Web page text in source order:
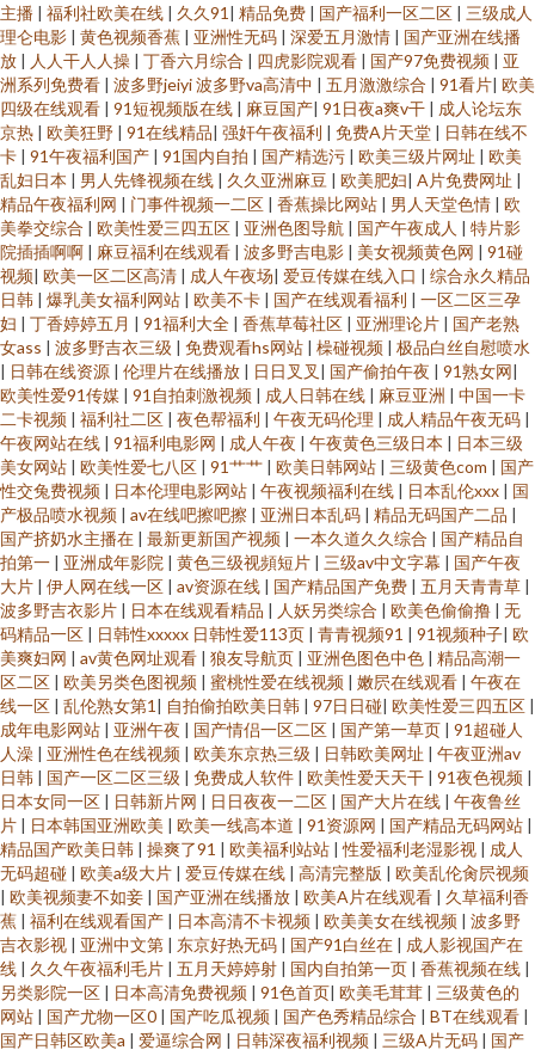
主播 | 福利社欧美在线 | 久久91 | 精品免费 | 国产福利一区二区 | 三级成人
理仑电影 | 黄色视频香蕉 | 亚洲性无码 | 深爱五月激情 | 国产亚洲在线播
放 | 人人干人人操 | 丁香六月综合 | 四虎影院观看 | 国产97免费视频 | 亚
洲系列免费看 | 波多野jeiyi 波多野va高清中 | 五月激激综合 | 91看片| 欧美
四级在线观看 | 91短视频版在线 | 麻豆国产| 91日夜a爽v干 | 成人论坛东
京热 | 欧美狂野 | 91在线精品| 强奸午夜福利 | 免费A片天堂 | 日韩在线不
卡 | 91午夜福利国产 | 91国内自拍 | 国产精选污 | 欧美三级片网址 | 欧美
乱妇日本 | 男人先锋视频在线 | 久久亚洲麻豆 | 欧美肥妇| A片免费网址 |
精品午夜福利网 | 门事件视频一二区 | 香蕉操比网站 | 男人天堂色情 | 欧
美拳交综合 | 欧美性爱三四五区 | 亚洲色图导航 | 国产午夜成人 | 特片影
院插插啊啊 | 麻豆福利在线观看 | 波多野吉电影 | 美女视频黄色网 | 91碰
视频| 欧美一区二区高清 | 成人午夜场| 爱豆传媒在线入口 | 综合永久精品
日韩 | 爆乳美女福利网站 | 欧美不卡 | 国产在线观看福利 | 一区二区三孕
妇 | 丁香婷婷五月 | 91福利大全 | 香蕉草莓社区 | 亚洲理论片 | 国产老熟
女ass | 波多野吉衣三级 | 免费观看hs网站 | 橾碰视频 | 极品白丝自慰喷水
| 日韩在线资源 | 伦理片在线播放 | 日日叉叉 | 国产偷拍午夜 | 91熟女网|
欧美性爱91传媒 | 91自拍刺激视频 | 成人日韩在线 | 麻豆亚洲 | 中国一卡
二卡视频 | 福利社二区 | 夜色帮福利 | 午夜无码伦理 | 成人精品午夜无码 |
午夜网站在线 | 91福利电影网 | 成人午夜 | 午夜黄色三级日本 | 日本三级
美女网站 | 欧美性爱七八区 | 91艹艹 | 欧美日韩网站 | 三级黄色com | 国产
性交兔费视频 | 日本伦理电影网站 | 午夜视频福利在线 | 日本乱伦xxx | 国
产极品喷水视频 | av在线吧擦吧擦 | 亚洲日本乱码 | 精品无码国产二品 |
国产挤奶水主播在 | 最新更新国产视频 | 一本久道久久综合 | 国产精品自
拍第一 | 亚洲成年影院 | 黄色三级视頻短片 | 三级av中文字幕 | 国产午夜
大片 | 伊人网在线一区 | av资源在线 | 国产精品国产免费 | 五月天青青草 |
波多野吉衣影片 | 日本在线观看精品 | 人妖另类综合 | 欧美色偷偷撸 | 无
码精品一区 | 日韩性xxxxx 日韩性爱113页 | 青青视频91 | 91视频种子| 欧
美爽妇网 | av黄色网址观看 | 狼友导航页 | 亚洲色图色中色 | 精品高潮一
区二区 | 欧美另类色图视频 | 蜜桃性爱在线视频 | 嫩屄在线观看 | 午夜在
线一区 | 乱伦熟女第1 | 自拍偷拍欧美日韩 | 97日日碰| 欧美性爱三四五区 |
成年电影网站 | 亚洲午夜 | 国产情侣一区二区 | 国产第一草页 | 91超碰人
人澡 | 亚洲性色在线视频 | 欧美东京热三级 | 日韩欧美网址 | 午夜亚洲av
日韩 | 国产一区二区三级 | 免费成人软件 | 欧美性爱天天干 | 91夜色视频 |
日本女同一区 | 日韩新片网 | 日日夜夜一二区 | 国产大片在线 | 午夜鲁丝
片 | 日本韩国亚洲欧美 | 欧美一线高本道 | 91资源网 | 国产精品无码网站 |
精品国产欧美日韩 | 操爽了91 | 欧美福利站站 |性爱福利老湿影视 | 成人
无码超碰 | 欧美a级大片 | 爱豆传媒在线 | 高清完整版 | 欧美乱伦肏屄视频
| 欧美视频妻不如妾 | 国产亚洲在线播放 | 欧美A片在线观看 | 久草福利香
蕉 | 福利在线观看国产 | 日本高清不卡视频 | 欧美美女在线视频 | 波多野
吉衣影视 | 亚洲中文第 | 东京好热无码 | 国产91白丝在 | 成人影视国产在
线 | 久久午夜福利毛片 | 五月天婷婷射 | 国内自拍第一页 | 香蕉视频在线 |
另类影院一区 | 日本高清免费视频 | 91色首页| 欧美毛茸茸 | 三级黄色的
网站 | 国产尤物一区0 | 国产吃瓜视频 | 国产色秀精品综合 | BT在线观看 |
国产日韩区欧美a | 爱逼综合网 | 日韩深夜福利视频 | 三级A片无码 | 国产